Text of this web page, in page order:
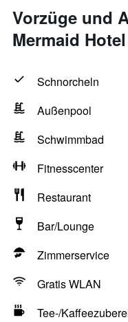
Vorzüge und
Mermaid
Schnorcheln
Außenpool
Schwimmbad
Fitnesscenter
Restaurant
Bar/Lounge
Zimmerservice
Gratis WLAN
Tee-/